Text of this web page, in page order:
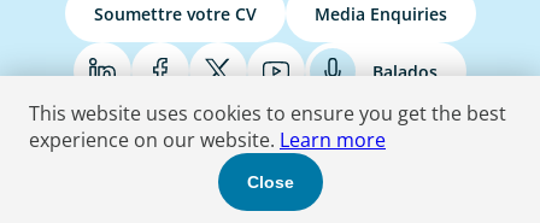
Soumettre votre CV Media Enquiries
Balados
. Tous les droits sont réservés.
Terms & Conditions Privacy Policy Do Not Sell Accessibility Statement
This website uses cookies to ensure you get the best
experience on our website. Learn more
Close